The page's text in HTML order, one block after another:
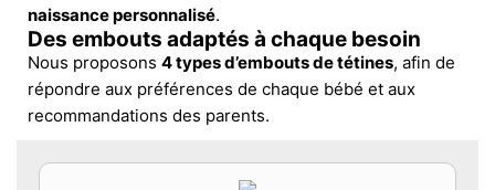
naissance personnalisé.
Des embouts adaptés à chaque besoin
Nous proposons 4 types d’embouts de tétines, afin de
répondre aux préférences de chaque bébé et aux
recommandations des parents.